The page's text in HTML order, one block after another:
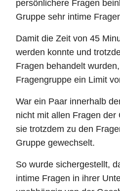
persönlichere Fragen
Gruppe sehr intime
Damit die Zeit von 45
werden konnte und
Fragen behandelt
Fragengruppe ein Limit
War ein Paar innerhalb
nicht mit allen Fragen der
sie trotzdem zu den
Gruppe gewechselt.
So wurde sichergestellt,
intime Fragen in ihrer